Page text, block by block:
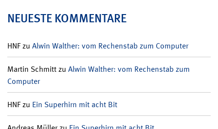
NEUESTE KOMMENTARE
HNFzu Alwin Walther: vom Rechenstab zum Computer
Martin Schmittzu Alwin Walther: vom Rechenstab zum
Computer
HNFzu Ein Superhirn mit acht Bit